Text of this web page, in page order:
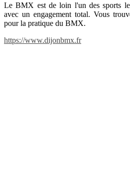
Le BMX est de loin l'un des sports
avec un engagement total. Vous
pour la pratique du BMX.
https://www.dijonbmx.fr